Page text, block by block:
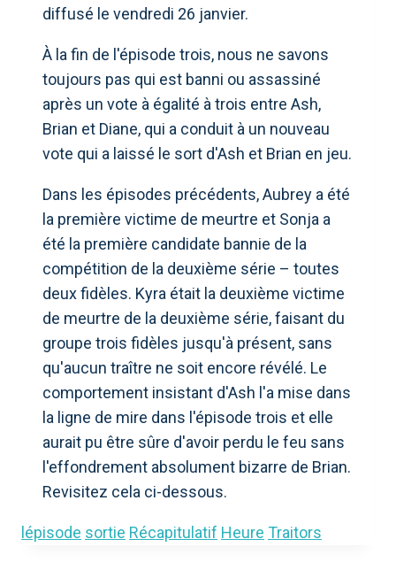
diffusé le vendredi 26 janvier.
À la fin de l'épisode trois, nous ne savons
toujours pas qui est banni ou assassiné
après un vote à égalité à trois entre Ash,
Brian et Diane, qui a conduit à un nouveau
vote qui a laissé le sort d'Ash et Brian en jeu.
Dans les épisodes précédents, Aubrey a été
la première victime de meurtre et Sonja a
été la première candidate bannie de la
compétition de la deuxième série – toutes
deux fidèles. Kyra était la deuxième victime
de meurtre de la deuxième série, faisant du
groupe trois fidèles jusqu'à présent, sans
qu'aucun traître ne soit encore révélé. Le
comportement insistant d'Ash l'a mise dans
la ligne de mire dans l'épisode trois et elle
aurait pu être sûre d'avoir perdu le feu sans
l'effondrement absolument bizarre de Brian.
Revisitez cela ci-dessous.
lépisode sortie Récapitulatif Heure Traitors